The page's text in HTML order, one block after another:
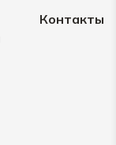
Контакты